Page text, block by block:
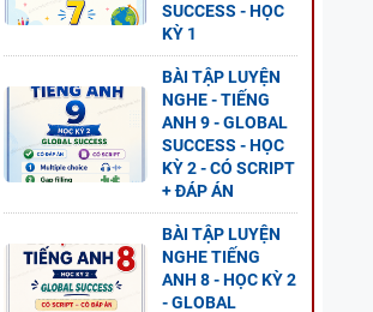
SUCCESS - HỌC
KỲ 1
BÀI TẬP LUYỆN
NGHE - TIẾNG
ANH 9 - GLOBAL
SUCCESS - HỌC
KỲ 2 - CÓ SCRIPT
+ ĐÁP ÁN
BÀI TẬP LUYỆN
NGHE TIẾNG
ANH 8 - HỌC KỲ 2
- GLOBAL